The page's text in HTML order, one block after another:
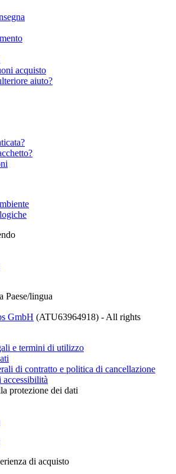
acquisto
aiuto?
Paese/lingua
GmbH (ATU63964918) - All rights
e termini di utilizzo
di contratto e politica di cancellazione
protezione dei dati
di acquisto